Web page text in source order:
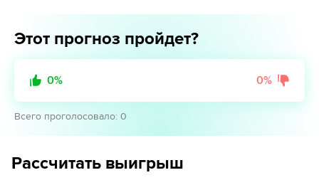
Этот прогноз пройдет?
0% 0%
Всего проголосовало: 0
Рассчитать выигрыш